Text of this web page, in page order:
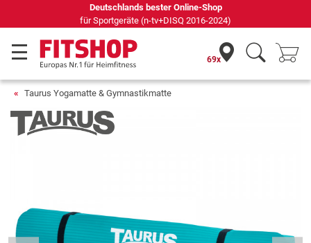
Seit 42 Jahren Ihr Experte für Heimfitness
69x
Taurus Yogamatte & Gymnastikmatte